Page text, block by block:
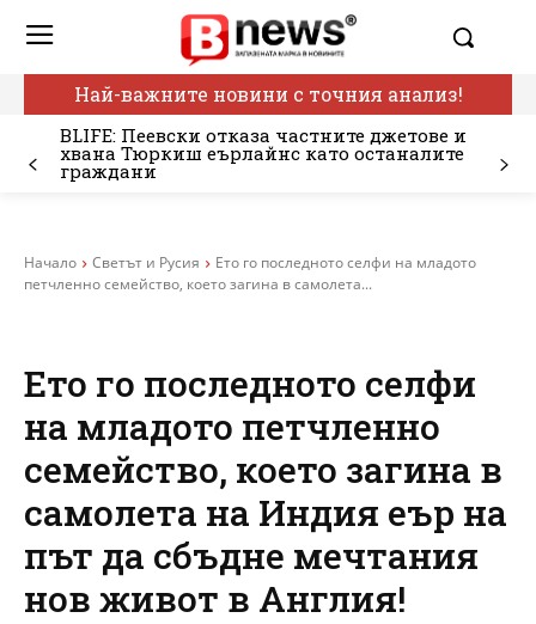
Най-важните новини с точния анализ!
BLIFE: Пеевски отказа частните джетове и
хвана Тюркиш еърлайнс като останалите
граждани
Начало Светът и Русия
Ето го последното селфи на младото
петчленно семейство, което загина в самолета...
Ето го последното селфи
на младото петчленно
семейство, което загина в
самолета на Индия еър на
път да сбъдне мечтания
нов живот в Англия!